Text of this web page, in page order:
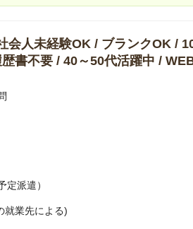
会人未経験OK / ブランクOK /
歴書不要 / 40～50代活躍中 /
定派遣）
就業先による)